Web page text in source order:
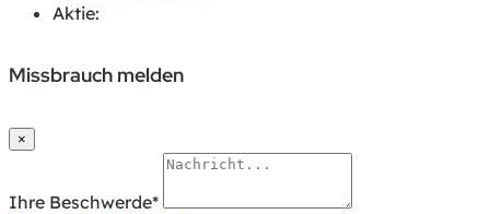
Aktie:
Missbrauch melden
×
Ihre Beschwerde*